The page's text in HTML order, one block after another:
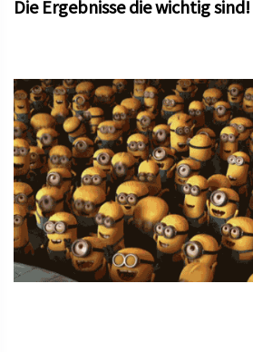
Die Ergebnisse die wichtig sind!